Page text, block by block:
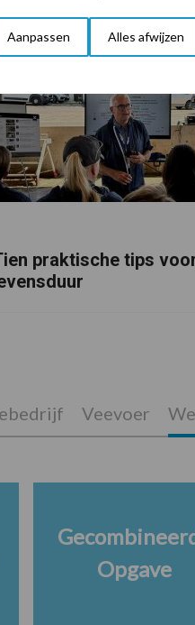
Aanpassen Alles afwijzen
praktische tips
Veevoer
Opgave